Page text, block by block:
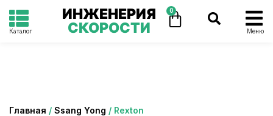
Каталог
ИНЖЕНЕРИЯ
СКОРОСТИ
0
Меню
Главная / Ssang Yong / Rexton